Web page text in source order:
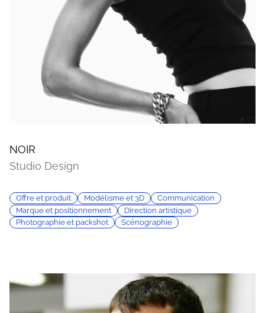
NOIR
Studio Design
Offre et produit Modélisme et 3D
Communication
Marque et positionnement
Direction artistique
Photographie et packshot
Scénographie